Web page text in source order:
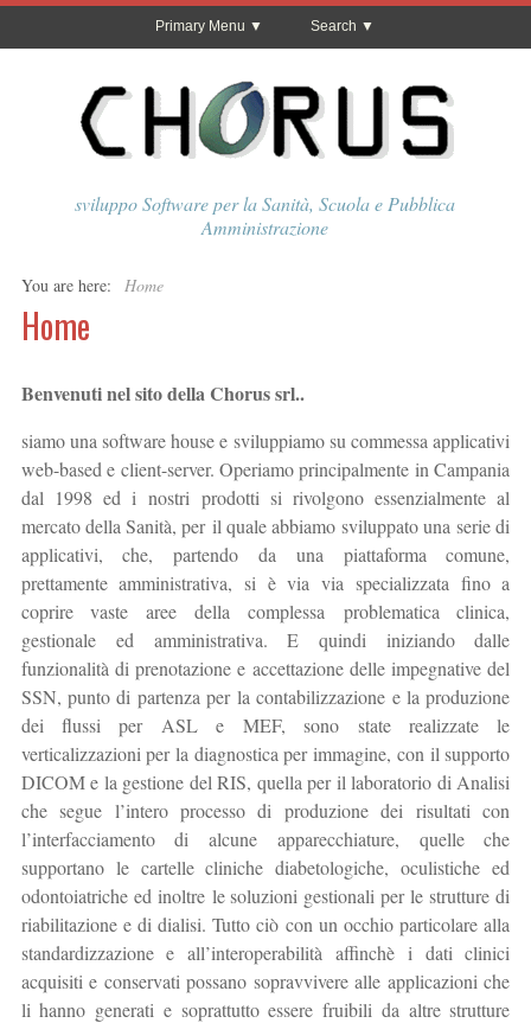
Primary Menu Search
sviluppo Software per la Sanità, Scuola e Pubblica
Amministrazione
You are here: Home
Home
Benvenuti nel sito della Chorus srl..
siamo una software house e sviluppiamo su commessa applicativi
web-based e client-server. Operiamo principalmente in Campania
dal 1998 ed i nostri prodotti si rivolgono essenzialmente al
mercato della Sanità, per il quale abbiamo sviluppato una serie di
applicativi, che, partendo da una piattaforma comune,
prettamente amministrativa, si è via via specializzata fino a
coprire vaste aree della complessa problematica clinica,
gestionale ed amministrativa. E quindi iniziando dalle
funzionalità di prenotazione e accettazione delle impegnative del
SSN, punto di partenza per la contabilizzazione e la produzione
dei flussi per ASL e MEF, sono state realizzate le
verticalizzazioni per la diagnostica per immagine, con il supporto
DICOM e la gestione del RIS, quella per il laboratorio di Analisi
che segue l’intero processo di produzione dei risultati con
l’interfacciamento di alcune apparecchiature, quelle che
supportano le cartelle cliniche diabetologiche, oculistiche ed
odontoiatriche ed inoltre le soluzioni gestionali per le strutture di
riabilitazione e di dialisi. Tutto ciò con un occhio particolare alla
standardizzazione e all’interoperabilità affinchè i dati clinici
acquisiti e conservati possano sopravvivere alle applicazioni che
li hanno generati e soprattutto essere fruibili da altre strutture